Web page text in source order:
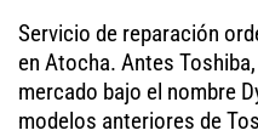
Servicio de reparación
en Atocha. Antes
mercado bajo el nombre
modelos anteriores de